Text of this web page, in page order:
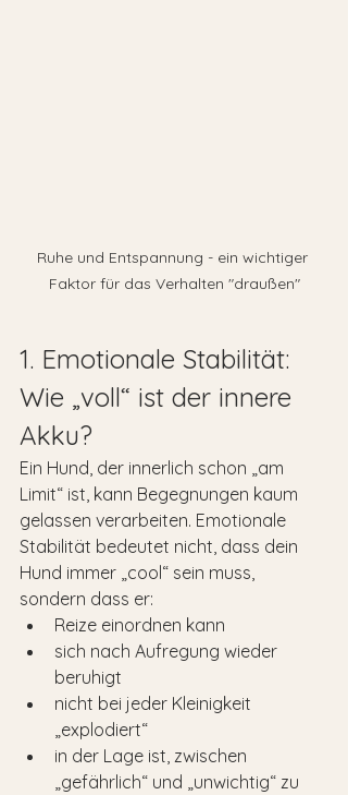
Ruhe und Entspannung - ein wichtiger
Faktor für das Verhalten "draußen"
1. Emotionale Stabilität:
Wie „voll“ ist der innere
Akku?
Ein Hund, der innerlich schon „am
Limit“ ist, kann Begegnungen kaum
gelassen verarbeiten. Emotionale
Stabilität bedeutet nicht, dass dein
Hund immer „cool“ sein muss,
sondern dass er:
Reize einordnen kann
sich nach Aufregung wieder
beruhigt
nicht bei jeder Kleinigkeit
„explodiert“
in der Lage ist, zwischen
„gefährlich“ und „unwichtig“ zu